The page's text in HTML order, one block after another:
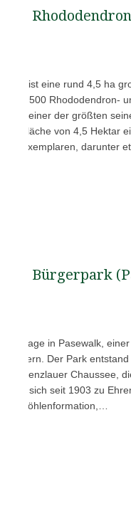
ist eine rund 4,5 ha
2.500 Rhododendron-
und einer der größten
Fläche von 4,5 Hektar
Exemplaren, darunter
Bürgerpark
in Pasewalk,
Der Park
Prenzlauer Chaussee,
sich seit 1903 zu
Höhlenformation,…